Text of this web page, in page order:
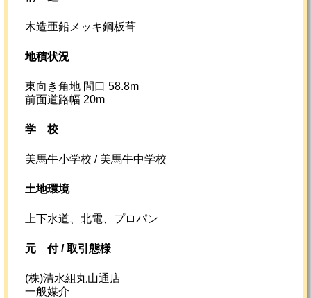
木造亜鉛メッキ鋼板葺
地積状況
東向き角地 間口 58.8m
前面道路幅 20m
学校
美馬牛小学校 / 美馬牛中学校
土地環境
上下水道、北電、プロパン
元 付 /取引態様
(株)清水組丸山通店
一般媒介